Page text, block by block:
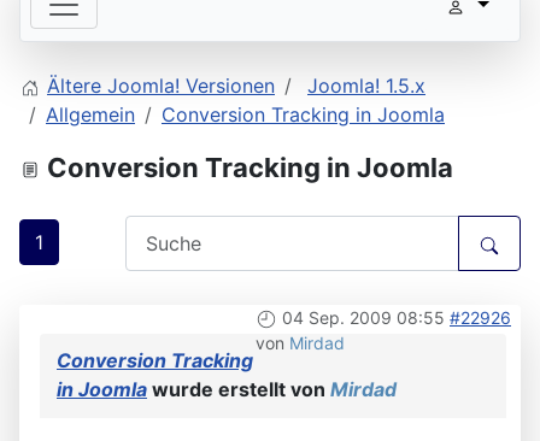
Ältere Joomla! Versionen
Joomla! 1.5.x
Allgemein
Conversion Tracking in Joomla
Conversion Tracking in Joomla
1
04 Sep. 2009 08:55 #22926
von Mirdad
Conversion Tracking
in Joomla wurde erstellt von Mirdad